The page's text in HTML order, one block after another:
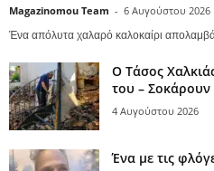
Magazinomou Team - 6 Αυγούστου 2026
Ένα απόλυτα χαλαρό καλοκαίρι
Ο Τάσος
του – Σοκάρουν
4 Αυγούστου 2026
Ένα με τις